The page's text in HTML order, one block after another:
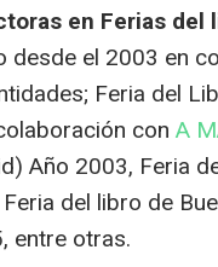
en Ferias del
desde el 2003 en
Feria del
con A
Año 2003, Feria
del libro de
entre otras.